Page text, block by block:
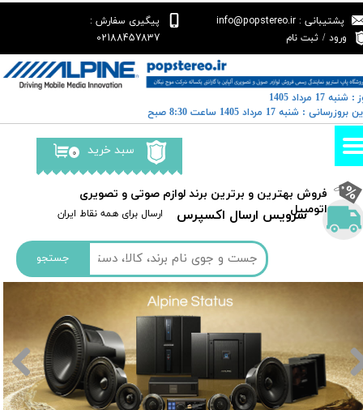
جستجو
سرویس ارسال اکسپرس ​​ارسال برای همه نقاط ایران
پشتیبانی : info@popstereo.ir
پیگیری سفارش :
02188457837
ورود / ثبت نام
حساب کاربری من
تغییر گذر واژه
سفارشات
خروج از حساب کاربری
۰ سبد خرید
​فروش بهترین و برترین برند لوازم صوتی و تصویری
اتومبیل​​​​​​​
17 مرداد 1405
: شنبه 17 مرداد 1405 ساعت 8:30 صبح